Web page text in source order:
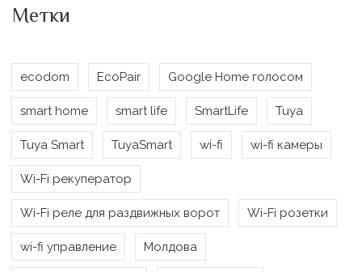
Метки
ecodom EcoPair Google Home голосом
smart home smart life SmartLife Tuya
Tuya Smart TuyaSmart wi-fi wi-fi камеры
Wi-Fi рекуператор
Wi-Fi реле для раздвижных ворот Wi-Fi розетки
wi-fi управление Молдова